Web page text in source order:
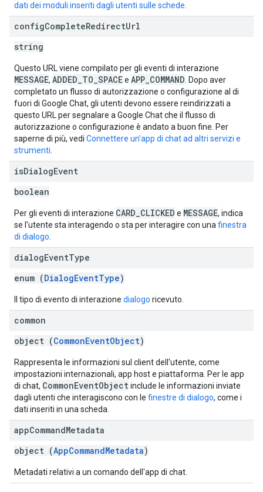
dati dei moduli inseriti dagli utenti sulle schede
configCompleteRedirectUrl
string
Questo URL viene compilato per gli eventi di interazione
MESSAGE, ADDED_TO_SPACEe APP_COMMAND . Dopo aver
completato un flusso di autorizzazione o configurazione al di
fuori di Google Chat, gli utenti devono essere reindirizzati a
questo URL per segnalare a Google Chat che il flusso di
autorizzazione o configurazione è andato a buon fine. Per
saperne di più, vedi Connettere un'app di chat ad altri servizi e
strumenti
isDialogEvent
boolean
Per gli eventi di interazione CARD_CLICKED e MESSAGE, indica
se l'utente sta interagendo o sta per interagire con una finestra
di dialogo
dialogEventType
enum (DialogEventType)
Il tipo di evento di interazione dialogo ricevuto.
common
object (CommonEventObject)
Rappresenta le informazioni sul client dell'utente, come
impostazioni internazionali, app host e piattaforma. Per le app
di chat, CommonEventObjectinclude le informazioni inviate
dagli utenti che interagiscono con le finestre di dialogo, come i
dati inseriti in una scheda.
appCommandMetadata
object (AppCommandMetadata)
Metadati relativi a un comando dell'app di chat.